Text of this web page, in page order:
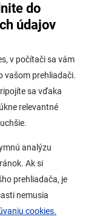
do
údajov
v počítači sa vám
vašom prehliadači.
sa vďaka
relevantné
analýzu
Ak si
prehliadača, je
nemusia
cookies.